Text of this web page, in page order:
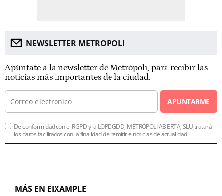
NEWSLETTER METROPOLI
Apúntate a la newsletter de Metrópoli, para recibir las
noticias más importantes de la ciudad.
APUNTARME
De conformidad con el RGPD y la LOPDGDD, METRÓPOLI ABIERTA, SLU tratará
los datos facilitados con la finalidad de remitirle noticias de actualidad.
MÁS EN EIXAMPLE